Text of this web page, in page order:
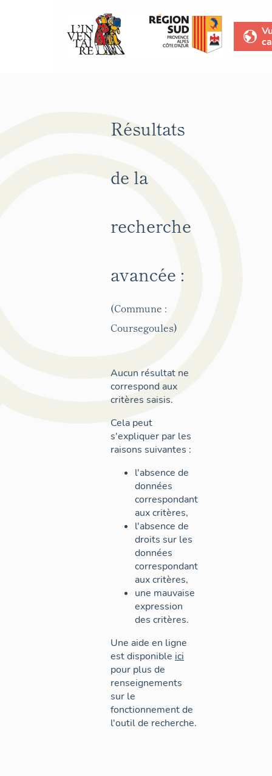
Résultats
de la
recherche
avancée :
(Commune :
Coursegoules)
Aucun résultat ne
correspond aux
critères saisis.
Cela peut
s'expliquer par les
raisons suivantes :
l'absence de
données
correspondant
aux critères,
l'absence de
droits sur les
données
correspondant
aux critères,
une mauvaise
expression
des critères.
Une aide en ligne
est disponible ici
pour plus de
renseignements
sur le
fonctionnement de
l'outil de recherche.